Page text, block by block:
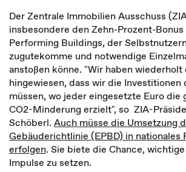
Der Zentrale Immobilien Ausschuss
insbesondere den Zehn-Prozent-
Performing Buildings, der
zugutekomme und notwendige
anstoßen könne. "Wir haben wiederholt
hingewiesen, dass wir die Investitionen
müssen, wo jeder eingesetzte Euro die
CO2-Minderung erzielt", so ZIA-
Schöberl. Auch müsse die Umsetzung
Gebäuderichtlinie (EPBD) in nationales
erfolgen. Sie biete die Chance,
Impulse zu setzen.